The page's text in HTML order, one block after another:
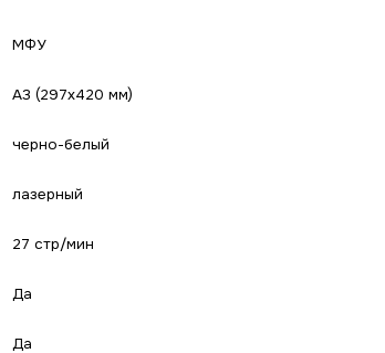
МФУ
A3 (297x420 мм)
черно-белый
лазерный
27 стр/мин
Да
Да